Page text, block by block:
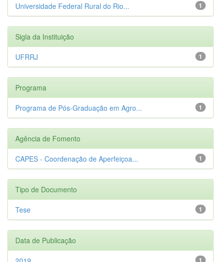
1
Universidade Federal Rural do Rio...
Sigla da Instituição
1
UFRRJ
Programa
1
Programa de Pós-Graduação em Agro...
Agência de Fomento
1
CAPES - Coordenação de Aperfeiçoa...
Tipo de Documento
1
Tese
Data de Publicação
1